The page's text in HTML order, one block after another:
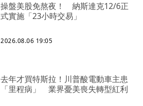
操盤美股免熬夜！ 納斯達克12/6正
式實施「23小時交易」
2026.08.06 19:05
去年才買特斯拉！川普酸電動車主患
「里程病」 業界憂美喪失轉型紅利